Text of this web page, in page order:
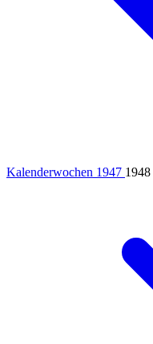
Kalenderwochen 1947 1948